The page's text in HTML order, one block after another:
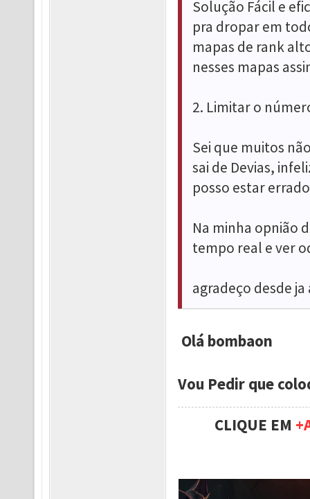
Solução Fácil e
pra dropar em
mapas de rank
nesses mapas
2. Limitar o
Sei que muitos
sai de Devias,
posso estar
Na minha opnião
tempo real e ver
agradeço desde
Olá bombaon
Vou Pedir que
CLIQUE EM